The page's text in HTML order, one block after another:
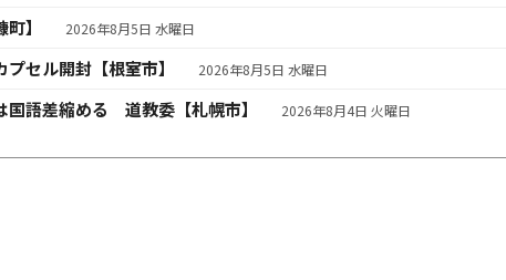
】 2026年8月5日 水曜日
セル開封【根室市】 2026年8月5日 水曜日
語差縮める 道教委【札幌市】 2026年8月4日 火曜日